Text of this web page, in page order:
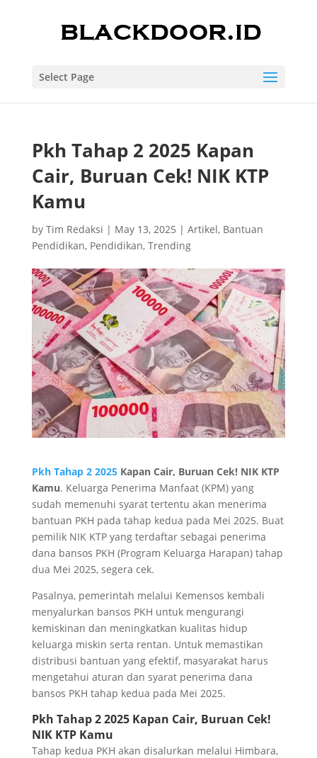
Select Page
Pkh Tahap 2 2025 Kapan
Cair, Buruan Cek! NIK KTP
Kamu
by Tim Redaksi | May 13, 2025 | Artikel, Bantuan
Pendidikan, Pendidikan, Trending
Pkh Tahap 2 2025Kapan Cair, Buruan Cek! NIK KTP
Kamu. Keluarga Penerima Manfaat (KPM) yang
sudah memenuhi syarat tertentu akan menerima
bantuan PKH pada tahap kedua pada Mei 2025. Buat
pemilik NIK KTP yang terdaftar sebagai penerima
dana bansos PKH (Program Keluarga Harapan) tahap
dua Mei 2025, segera cek.
Pasalnya, pemerintah melalui Kemensos kembali
menyalurkan bansos PKH untuk mengurangi
kemiskinan dan meningkatkan kualitas hidup
keluarga miskin serta rentan. Untuk memastikan
distribusi bantuan yang efektif, masyarakat harus
mengetahui aturan dan syarat penerima dana
bansos PKH tahap kedua pada Mei 2025.
Pkh Tahap 2 2025Kapan Cair, Buruan Cek!
NIK KTP Kamu
Tahap kedua PKH akan disalurkan melalui Himbara,